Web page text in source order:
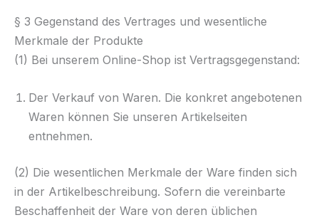
§ 3 Gegenstand des Vertrages und wesentliche
Merkmale der Produkte
(1) Bei unserem Online-Shop ist Vertragsgegenstand:
Der Verkauf von Waren. Die konkret angebotenen
Waren können Sie unseren Artikelseiten
entnehmen.
(2) Die wesentlichen Merkmale der Ware finden sich
in der Artikelbeschreibung. Sofern die vereinbarte
Beschaffenheit der Ware von deren üblichen